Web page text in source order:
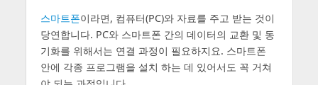
스마트폰이라면, 컴퓨터(PC)와 자료를 주고 받는 것이
당연합니다. PC와 스마트폰 간의 데이터의 교환 및 동
기화를 위해서는 연결 과정이 필요하지요. 스마트폰
안에 각종 프로그램을 설치 하는 데 있어서도 꼭 거쳐